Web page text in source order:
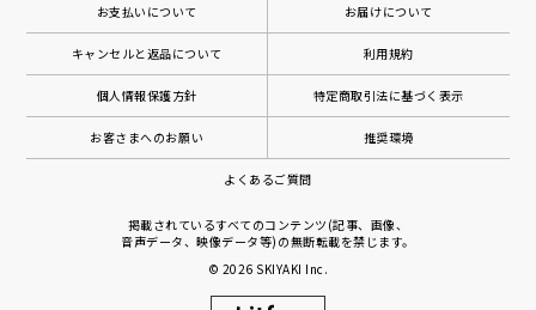
お支払いについて お届けについて
キャンセルと返品について 利用規約
個人情報保護方針 特定商取引法に基づく表示
お客さまへのお願い 推奨環境
よくあるご質問
掲載されているすべてのコンテンツ(記事、画像、
音声データ、映像データ等)の無断転載を禁じます。
© 2026 SKIYAKI Inc.